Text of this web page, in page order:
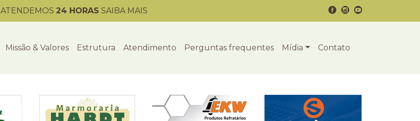
ATENDEMOS 24 HORAS SAIBA MAIS
Missão & Valores Estrutura Atendimento Perguntas frequentes Mídia Contato